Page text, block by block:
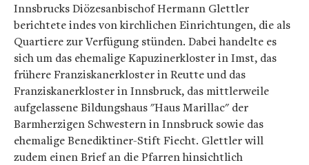
Innsbrucks Diözesanbischof Hermann Glettler
berichtete indes von kirchlichen Einrichtungen, die als
Quartiere zur Verfügung stünden. Dabei handelte es
sich um das ehemalige Kapuzinerkloster in Imst, das
frühere Franziskanerkloster in Reutte und das
Franziskanerkloster in Innsbruck, das mittlerweile
aufgelassene Bildungshaus "Haus Marillac" der
Barmherzigen Schwestern in Innsbruck sowie das
ehemalige Benediktiner-Stift Fiecht. Glettler will
zudem einen Brief an die Pfarren hinsichtlich